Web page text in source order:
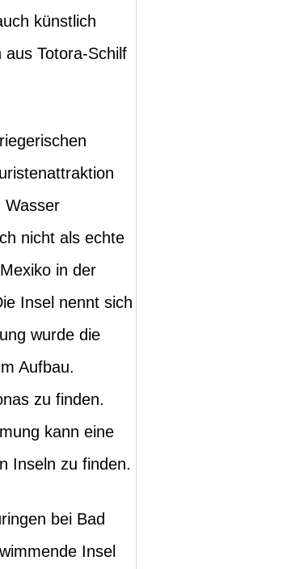
künstlich
Totora-Schilf
Wasser
nicht als echte
in der
Insel nennt sich
wurde die
Aufbau.
zu finden.
kann eine
Inseln zu finden.
bei Bad
Insel